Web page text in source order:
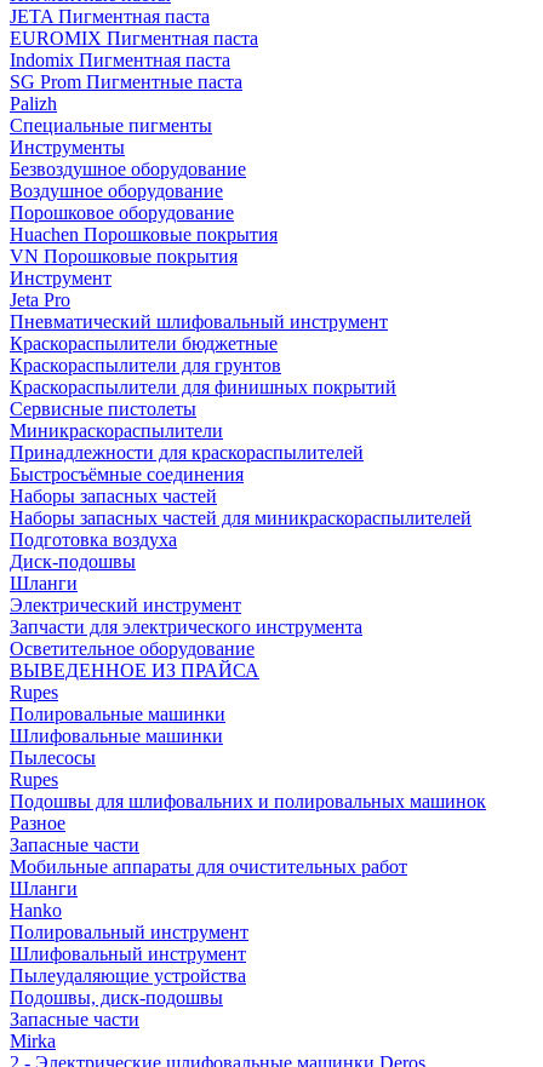
JETA Пигментная паста
EUROMIX Пигментная паста
Indomix Пигментная паста
SG Prom Пигментные паста
Palizh
Специальные пигменты
Инструменты
Безвоздушное оборудование
Воздушное оборудование
Порошковое оборудование
Huachen Порошковые покрытия
VN Порошковые покрытия
Инструмент
Jeta Pro
Пневматический шлифовальный инструмент
Краскораспылители бюджетные
Краскораспылители для грунтов
Краскораспылители для финишных покрытий
Сервисные пистолеты
Миникраскораспылители
Принадлежности для краскораспылителей
Быстросъёмные соединения
Наборы запасных частей
Наборы запасных частей для миникраскораспылителей
Подготовка воздуха
Диск-подошвы
Шланги
Электрический инструмент
Запчасти для электрического инструмента
Осветительное оборудование
ВЫВЕДЕННОЕ ИЗ ПРАЙСА
Rupes
Полировальные машинки
Шлифовальные машинки
Пылесосы
Rupes
Подошвы для шлифовальних и полировальных машинок
Разное
Запасные части
Мобильные аппараты для очистительных работ
Шланги
Hanko
Полировальный инструмент
Шлифовальный инструмент
Пылеудаляющие устройства
Подошвы, диск-подошвы
Запасные части
Mirka
2 - Электрические шлифовальные машинки Deros